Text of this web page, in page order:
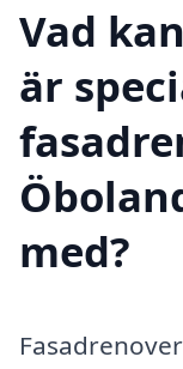
Vad
är
med?